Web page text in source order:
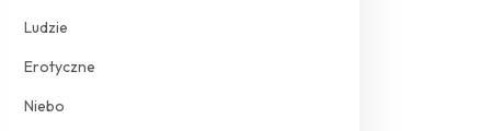
Ludzie
Erotyczne
Niebo